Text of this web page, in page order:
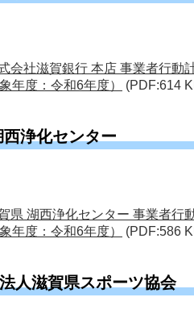
会社滋賀銀行 本店 事業者行動
年度：令和6年度）
(PDF:614
浄化センター
県 湖西浄化センター 事業者行
年度：令和6年度）
(PDF:586
人滋賀県スポーツ協会